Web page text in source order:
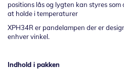
positions lås og lygten kan styres
at holde i temperaturer
XPH34R er pandelampen der er
enhver vinkel.
Indhold i pakken